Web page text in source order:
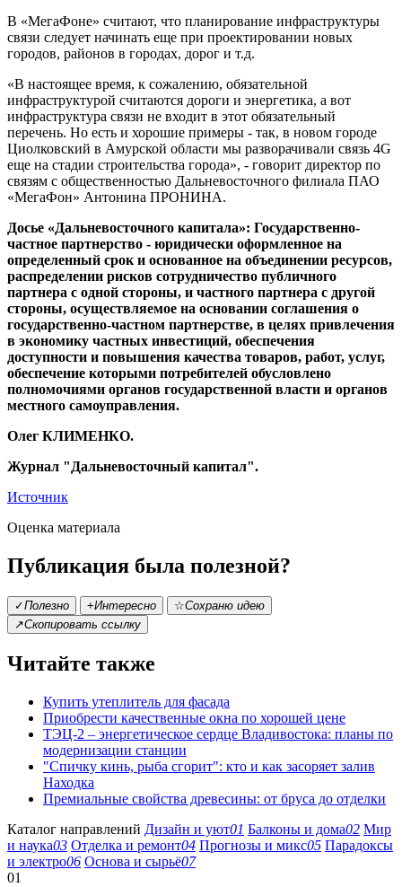
В «МегаФоне» считают, что планирование инфраструктуры
связи следует начинать еще при проектировании новых
городов, районов в городах, дорог и т.д.
«В настоящее время, к сожалению, обязательной
инфраструктурой считаются дороги и энергетика, а вот
инфраструктура связи не входит в этот обязательный
перечень. Но есть и хорошие примеры - так, в новом городе
Циолковский в Амурской области мы разворачивали связь 4G
еще на стадии строительства города», - говорит директор по
связям с общественностью Дальневосточного филиала ПАО
«МегаФон» Антонина ПРОНИНА.
Досье «Дальневосточного капитала»: Государственно-
частное партнерство - юридически оформленное на
определенный срок и основанное на объединении ресурсов,
распределении рисков сотрудничество публичного
партнера с одной стороны, и частного партнера с другой
стороны, осуществляемое на основании соглашения о
государственно-частном партнерстве, в целях привлечения
в экономику частных инвестиций, обеспечения
доступности и повышения качества товаров, работ, услуг,
обеспечение которыми потребителей обусловлено
полномочиями органов государственной власти и органов
местного самоуправления.
Олег КЛИМЕНКО.
Журнал "Дальневосточный капитал".
Источник
Оценка материала
Публикация была полезной?
✓Полезно +Интересно ☆Сохраню идею
↗Скопировать ссылку
Читайте также
Купить утеплитель для фасада
Приобрести качественные окна по хорошей цене
ТЭЦ-2 – энергетическое сердце Владивостока: планы по
модернизации станции
"Спичку кинь, рыба сгорит": кто и как засоряет залив
Находка
Премиальные свойства древесины: от бруса до отделки
Каталог направлений Дизайн и уют01 Балконы и дома02 Мир
и наука03 Отделка и ремонт04 Прогнозы и микс05 Парадоксы
и электро06 Основа и сырьё07
01